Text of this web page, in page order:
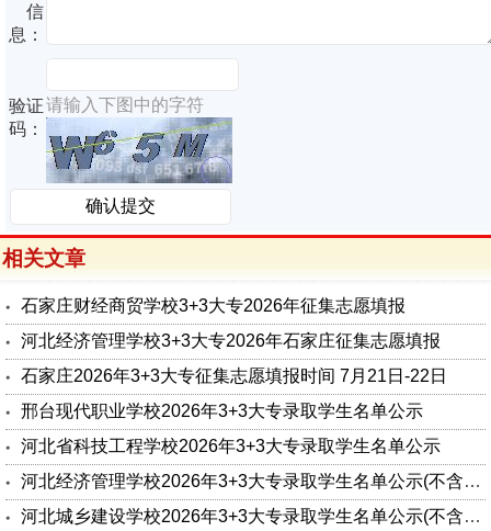
信
息：
验证
码：
请输入下图中的字符
相关文章
石家庄财经商贸学校3+3大专2026年征集志愿填报
河北经济管理学校3+3大专2026年石家庄征集志愿填报
石家庄2026年3+3大专征集志愿填报时间 7月21日-22日
邢台现代职业学校2026年3+3大专录取学生名单公示
河北省科技工程学校2026年3+3大专录取学生名单公示
河北经济管理学校2026年3+3大专录取学生名单公示(不含石家庄)
河北城乡建设学校2026年3+3大专录取学生名单公示(不含石家庄)